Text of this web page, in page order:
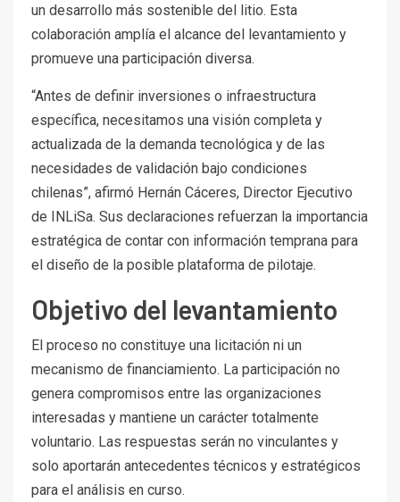
un desarrollo más sostenible del litio. Esta
colaboración amplía el alcance del levantamiento y
promueve una participación diversa.
“Antes de definir inversiones o infraestructura
específica, necesitamos una visión completa y
actualizada de la demanda tecnológica y de las
necesidades de validación bajo condiciones
chilenas”, afirmó Hernán Cáceres, Director Ejecutivo
de INLiSa. Sus declaraciones refuerzan la importancia
estratégica de contar con información temprana para
el diseño de la posible plataforma de pilotaje.
Objetivo del levantamiento
El proceso no constituye una licitación ni un
mecanismo de financiamiento. La participación no
genera compromisos entre las organizaciones
interesadas y mantiene un carácter totalmente
voluntario. Las respuestas serán no vinculantes y
solo aportarán antecedentes técnicos y estratégicos
para el análisis en curso.